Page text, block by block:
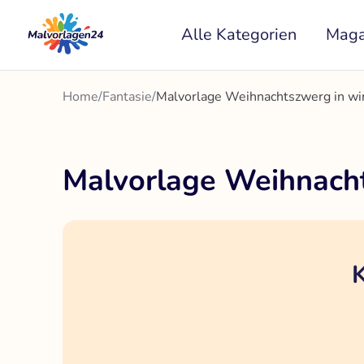
Inhalt
springen
Alle Kategorien
Home/Fantasie/Malvorlage Weihnachtszwerg in
Malvorlage